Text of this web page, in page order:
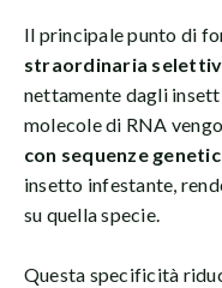
Il principale punto di
straordinaria
nettamente dagli
molecole di RNA
con sequenze
insetto infestante,
su quella specie.
Questa specificità